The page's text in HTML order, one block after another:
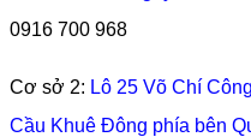
0916 700 968
Cơ sở 2: Lô 25 Võ Chí
Cầu Khuê Đông phía bên